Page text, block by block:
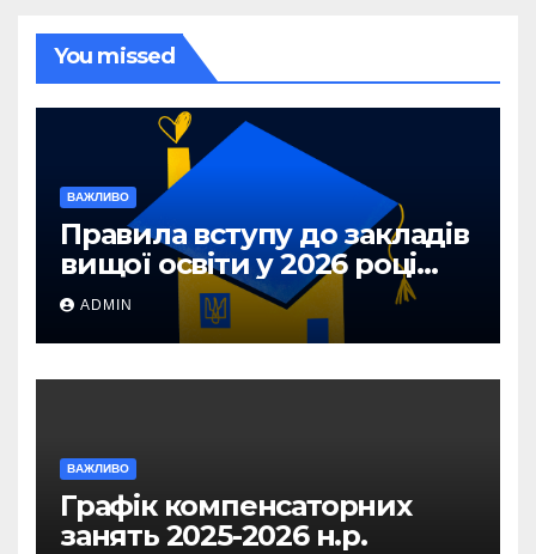
You missed
ВАЖЛИВО
Правила вступу до закладів
вищої освіти у 2026 році
для абітурієнтів з ТОТ та
прифронтових територій
ADMIN
ВАЖЛИВО
Графік компенсаторних
занять 2025-2026 н.р.